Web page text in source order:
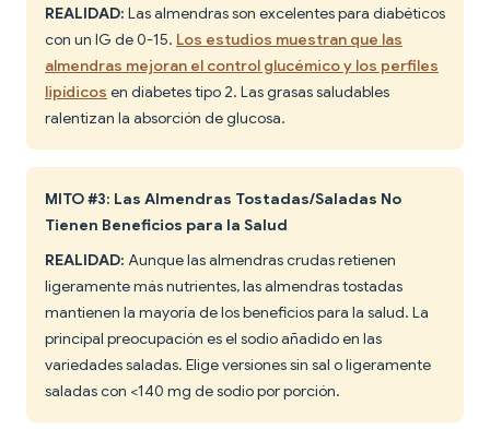
REALIDAD: Las almendras son excelentes para diabéticos
con un IG de 0-15. Los estudios muestran que las
almendras mejoran el control glucémico y los perfiles
lipídicos en diabetes tipo 2. Las grasas saludables
ralentizan la absorción de glucosa.
MITO #3: Las Almendras Tostadas/Saladas No
Tienen Beneficios para la Salud
REALIDAD: Aunque las almendras crudas retienen
ligeramente más nutrientes, las almendras tostadas
mantienen la mayoría de los beneficios para la salud. La
principal preocupación es el sodio añadido en las
variedades saladas. Elige versiones sin sal o ligeramente
saladas con <140 mg de sodio por porción.